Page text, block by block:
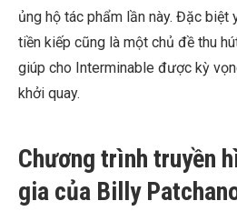
ủng hộ tác phẩm lần này. Đặc biệt
tiền kiếp cũng là một chủ đề thu
giúp cho Interminable được kỳ
khởi quay.
Chương trình truyền
gia của Billy